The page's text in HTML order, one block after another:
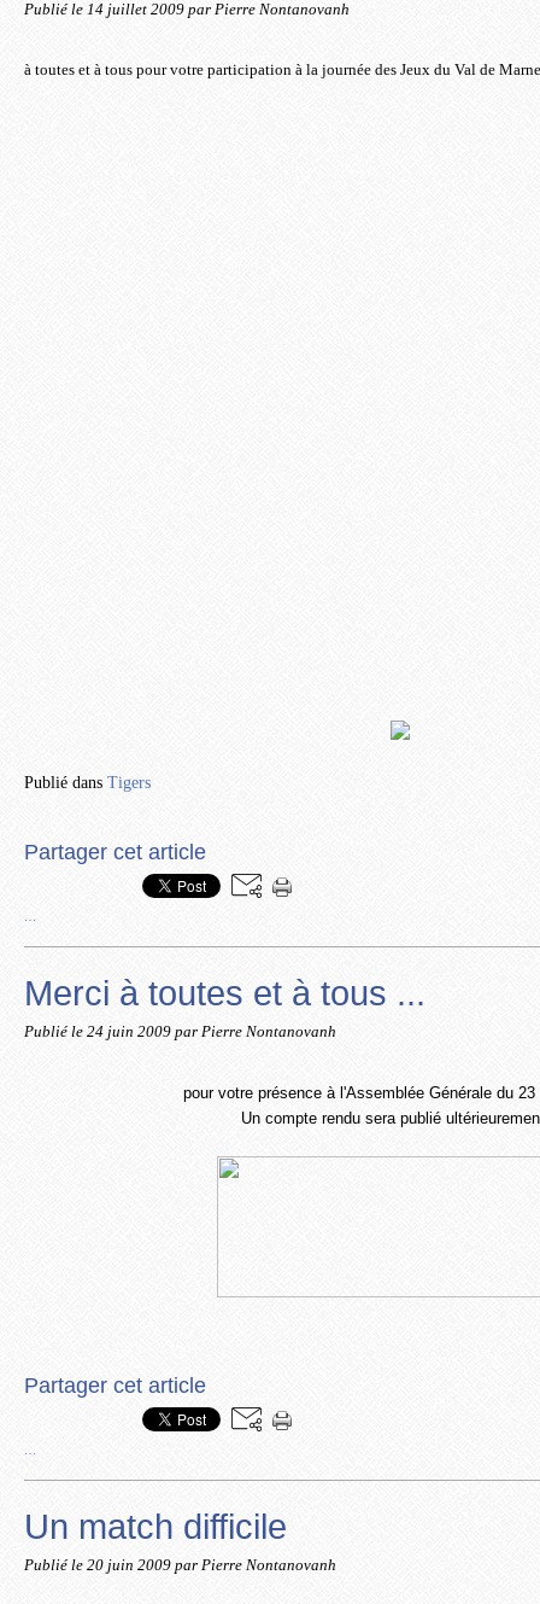
Publié le 14 juillet 2009 par Pierre Nontanovanh
à toutes et à tous pour votre participation à la journée des Jeux du Val de
Publié dans Tigers
Partager cet article
Merci à toutes et à tous ...
Publié le 24 juin 2009 par Pierre Nontanovanh
pour votre présence à l'Assemblée Générale du
Un compte rendu sera publié
Partager cet article
Un match difficile
Publié le 20 juin 2009 par Pierre Nontanovanh